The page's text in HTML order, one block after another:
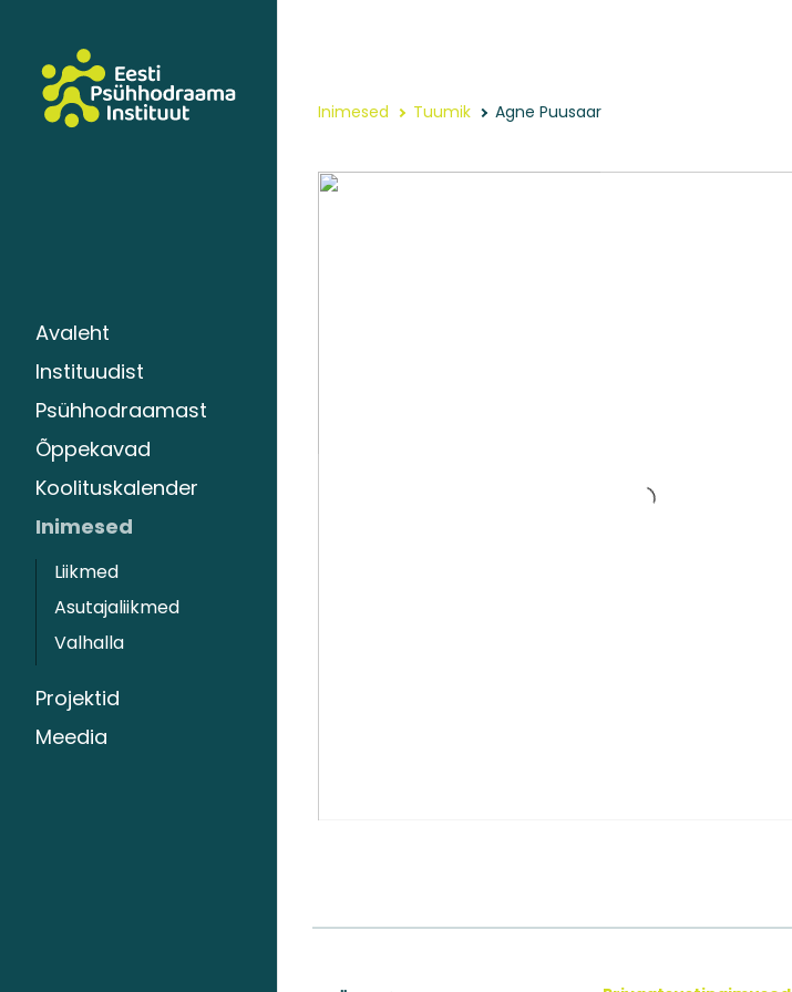
Avaleht
Instituudist
Psühhodraamast
Õppekavad
Koolituskalender
Inimesed
Liikmed
Asutajaliikmed
Valhalla
Projektid
Meedia
Inimesed Tuumik Agne Puusaar